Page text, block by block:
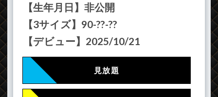
【生年月日】非公開
【3サイズ】90-??-??
【デビュー】2025/10/21
見放題